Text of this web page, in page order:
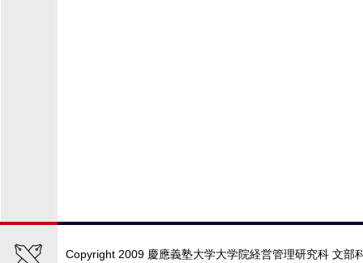
Copyright 2009 慶應義塾大学大学院経営管理研究科 文部